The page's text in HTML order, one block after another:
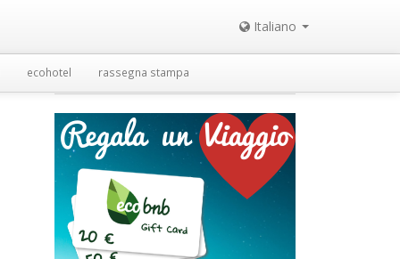
Italiano
ecohotel rassegna stampa